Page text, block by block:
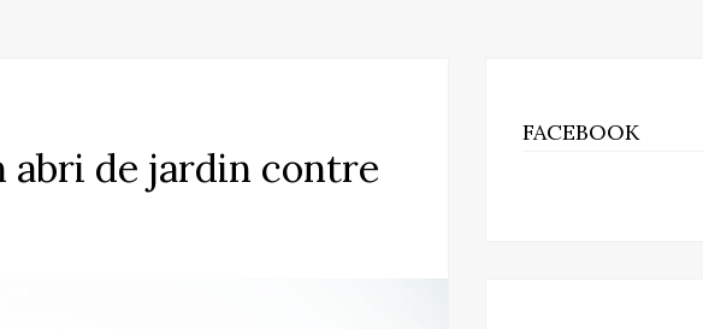
abri de jardin contre
FACEBOOK